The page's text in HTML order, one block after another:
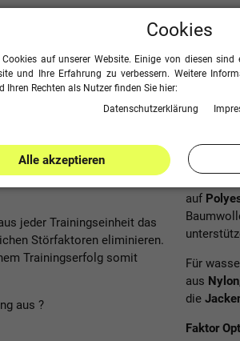
jeder Trainingseinheit das
Störfaktoren eliminieren.
Trainingserfolg somit
aus ?
Für
auf
Für
aus Nylon
die
Faktor
Cookies
auf unserer Website. Einige von diesen sind
und Ihre Erfahrung zu verbessern. Weitere
Ihren Rechten als Nutzer finden Sie hier:
Daten­schutz­erklärung
Alle akzeptieren